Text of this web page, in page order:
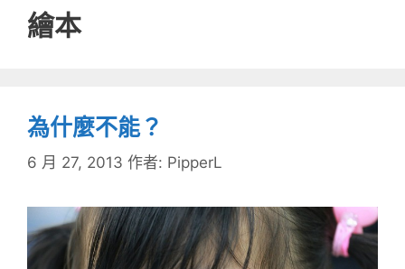
繪本
為什麼不能？
6 月 27, 2013 作者: PipperL